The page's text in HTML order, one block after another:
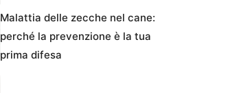
Malattia delle zecche nel cane:
perché la prevenzione è la tua
prima difesa